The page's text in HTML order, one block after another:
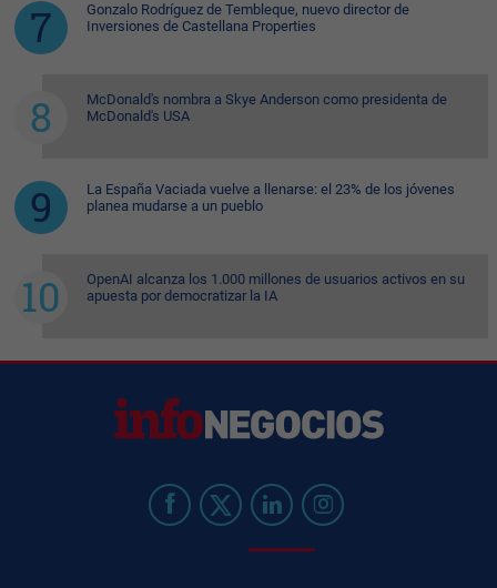
Gonzalo Rodríguez de Tembleque, nuevo director de
Inversiones de Castellana Properties
McDonald's nombra a Skye Anderson como presidenta de
McDonald's USA
La España Vaciada vuelve a llenarse: el 23% de los jóvenes
planea mudarse a un pueblo
OpenAI alcanza los 1.000 millones de usuarios activos en su
apuesta por democratizar la IA